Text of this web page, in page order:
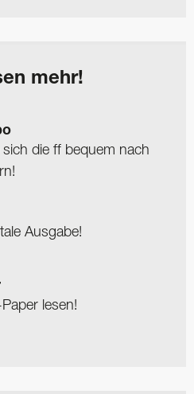
mehr!
sich die ff bequem nach
Ausgabe!
Paper lesen!